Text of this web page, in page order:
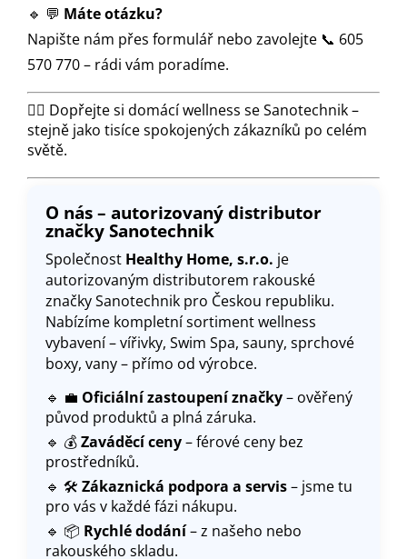
🔹 💬 Máte otázku?
Napište nám přes formulář nebo zavolejte 📞 605
570 770 – rádi vám poradíme.
🧖‍♂️ Dopřejte si domácí wellness se Sanotechnik –
stejně jako tisíce spokojených zákazníků po celém
světě.
O nás – autorizovaný distributor
značky Sanotechnik
Společnost Healthy Home, s.r.o. je
autorizovaným distributorem rakouské
značky Sanotechnik pro Českou republiku.
Nabízíme kompletní sortiment wellness
vybavení – vířivky, Swim Spa, sauny, sprchové
boxy, vany – přímo od výrobce.
🔹 💼 Oficiální zastoupení značky– ověřený
původ produktů a plná záruka.
🔹 💰Zaváděcí ceny– férové ceny bez
prostředníků.
🔹 🛠️ Zákaznická podpora a servis– jsme tu
pro vás v každé fázi nákupu.
🔹 📦 Rychlé dodání– z našeho nebo
rakouského skladu.